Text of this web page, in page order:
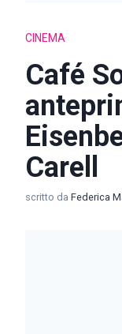
CINEMA
Café
Carell
scritto da Federica